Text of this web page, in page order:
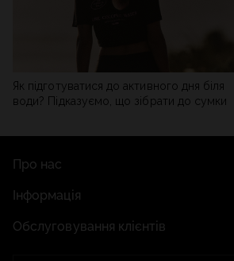
Як підготуватися до активного дня біля
води? Підказуємо, що зібрати до сумки
Про нас
Інформація
Обслуговування клієнтів